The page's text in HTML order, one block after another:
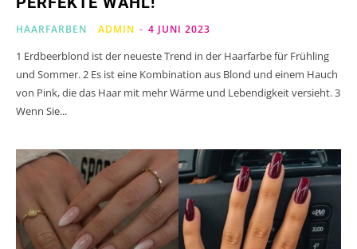
HAARFARBEN ADMIN - 4 JUNI 2023
1 Erdbeerblond ist der neueste Trend in der Haarfarbe für Frühling
und Sommer. 2 Es ist eine Kombination aus Blond und einem Hauch
von Pink, die das Haar mit mehr Wärme und Lebendigkeit versieht. 3
Wenn Sie...